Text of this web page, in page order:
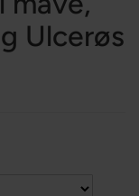
Ulcerøs